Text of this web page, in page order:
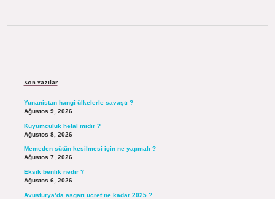
Son Yazılar
Yunanistan hangi ülkelerle savaştı ?
Ağustos 9, 2026
Kuyumculuk helal midir ?
Ağustos 8, 2026
Memeden sütün kesilmesi için ne yapmalı ?
Ağustos 7, 2026
Eksik benlik nedir ?
Ağustos 6, 2026
Avusturya’da asgari ücret ne kadar 2025 ?